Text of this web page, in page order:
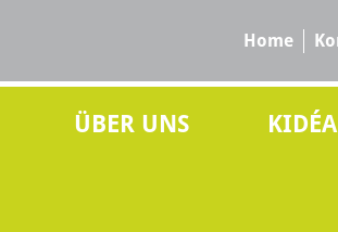
Home
ÜBER UNS